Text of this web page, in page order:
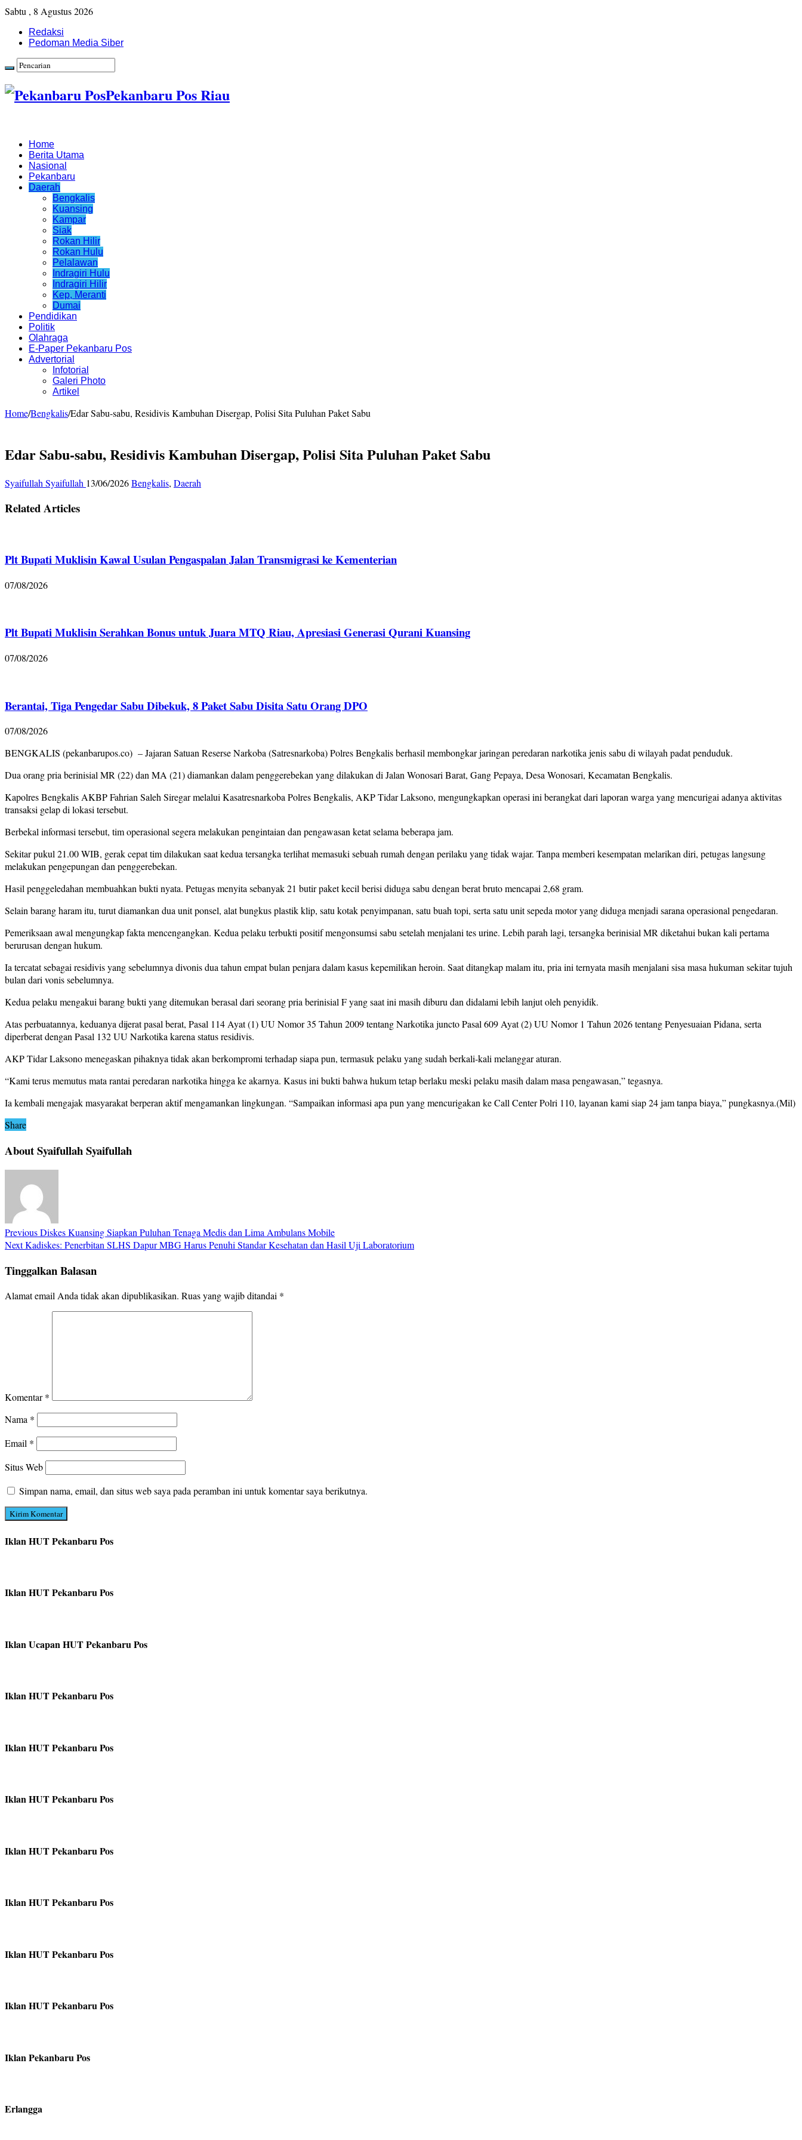
Sabtu , 8 Agustus 2026
Redaksi
Pedoman Media Siber
Pekanbaru Pos Riau
Home
Berita Utama
Nasional
Pekanbaru
Daerah
Bengkalis
Kuansing
Kampar
Siak
Rokan Hilir
Rokan Hulu
Pelalawan
Indragiri Hulu
Indragiri Hilir
Kep, Meranti
Dumai
Pendidikan
Politik
Olahraga
E-Paper Pekanbaru Pos
Advertorial
Infotorial
Galeri Photo
Artikel
Home/Bengkalis/Edar Sabu-sabu, Residivis Kambuhan Disergap, Polisi Sita Puluhan Paket Sabu
Edar Sabu-sabu, Residivis Kambuhan Disergap, Polisi Sita Puluhan Paket Sabu
Syaifullah Syaifullah 13/06/2026Bengkalis, Daerah
Related Articles
Plt Bupati Muklisin Kawal Usulan Pengaspalan Jalan Transmigrasi ke Kementerian
07/08/2026
Plt Bupati Muklisin Serahkan Bonus untuk Juara MTQ Riau, Apresiasi Generasi Qurani Kuansing
07/08/2026
Berantai, Tiga Pengedar Sabu Dibekuk, 8 Paket Sabu Disita Satu Orang DPO
07/08/2026
BENGKALIS (pekanbarupos.co) – Jajaran Satuan Reserse Narkoba (Satresnarkoba) Polres Bengkalis berhasil membongkar jaringan peredaran narkotika jenis sabu di wilayah padat penduduk.
Dua orang pria berinisial MR (22) dan MA (21) diamankan dalam penggerebekan yang dilakukan di Jalan Wonosari Barat, Gang Pepaya, Desa Wonosari, Kecamatan Bengkalis.
Kapolres Bengkalis AKBP Fahrian Saleh Siregar melalui Kasatresnarkoba Polres Bengkalis, AKP Tidar Laksono, mengungkapkan operasi ini berangkat dari laporan warga yang mencurigai adanya aktivitas
transaksi gelap di lokasi tersebut.
Berbekal informasi tersebut, tim operasional segera melakukan pengintaian dan pengawasan ketat selama beberapa jam.
Sekitar pukul 21.00 WIB, gerak cepat tim dilakukan saat kedua tersangka terlihat memasuki sebuah rumah dengan perilaku yang tidak wajar. Tanpa memberi kesempatan melarikan diri, petugas langsung
melakukan pengepungan dan penggerebekan.
Hasil penggeledahan membuahkan bukti nyata. Petugas menyita sebanyak 21 butir paket kecil berisi diduga sabu dengan berat bruto mencapai 2,68 gram.
Selain barang haram itu, turut diamankan dua unit ponsel, alat bungkus plastik klip, satu kotak penyimpanan, satu buah topi, serta satu unit sepeda motor yang diduga menjadi sarana operasional pengedaran.
Pemeriksaan awal mengungkap fakta mencengangkan. Kedua pelaku terbukti positif mengonsumsi sabu setelah menjalani tes urine. Lebih parah lagi, tersangka berinisial MR diketahui bukan kali pertama
berurusan dengan hukum.
Ia tercatat sebagai residivis yang sebelumnya divonis dua tahun empat bulan penjara dalam kasus kepemilikan heroin. Saat ditangkap malam itu, pria ini ternyata masih menjalani sisa masa hukuman sekitar tujuh
bulan dari vonis sebelumnya.
Kedua pelaku mengakui barang bukti yang ditemukan berasal dari seorang pria berinisial F yang saat ini masih diburu dan didalami lebih lanjut oleh penyidik.
Atas perbuatannya, keduanya dijerat pasal berat, Pasal 114 Ayat (1) UU Nomor 35 Tahun 2009 tentang Narkotika juncto Pasal 609 Ayat (2) UU Nomor 1 Tahun 2026 tentang Penyesuaian Pidana, serta
diperberat dengan Pasal 132 UU Narkotika karena status residivis.
AKP Tidar Laksono menegaskan pihaknya tidak akan berkompromi terhadap siapa pun, termasuk pelaku yang sudah berkali-kali melanggar aturan.
“Kami terus memutus mata rantai peredaran narkotika hingga ke akarnya. Kasus ini bukti bahwa hukum tetap berlaku meski pelaku masih dalam masa pengawasan,” tegasnya.
Ia kembali mengajak masyarakat berperan aktif mengamankan lingkungan. “Sampaikan informasi apa pun yang mencurigakan ke Call Center Polri 110, layanan kami siap 24 jam tanpa biaya,” pungkasnya.(Mil)
Share
About Syaifullah Syaifullah
PreviousDiskes Kuansing Siapkan Puluhan Tenaga Medis dan Lima Ambulans Mobile
NextKadiskes: Penerbitan SLHS Dapur MBG Harus Penuhi Standar Kesehatan dan Hasil Uji Laboratorium
Tinggalkan Balasan
Alamat email Anda tidak akan dipublikasikan. Ruas yang wajib ditandai *
Komentar*
Nama *
Email *
Situs Web
Simpan nama, email, dan situs web saya pada peramban ini untuk komentar saya berikutnya.
Iklan HUT Pekanbaru Pos
Iklan HUT Pekanbaru Pos
Iklan Ucapan HUT Pekanbaru Pos
Iklan HUT Pekanbaru Pos
Iklan HUT Pekanbaru Pos
Iklan HUT Pekanbaru Pos
Iklan HUT Pekanbaru Pos
Iklan HUT Pekanbaru Pos
Iklan HUT Pekanbaru Pos
Iklan HUT Pekanbaru Pos
Iklan Pekanbaru Pos
Erlangga